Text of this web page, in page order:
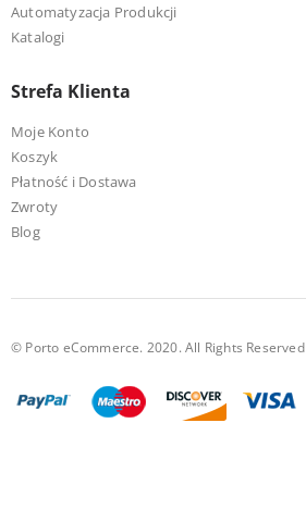
Automatyzacja Produkcji
Katalogi
Strefa Klienta
Moje Konto
Koszyk
Płatność i Dostawa
Zwroty
Blog
© Porto eCommerce. 2020. All Rights Reserved